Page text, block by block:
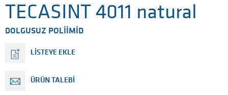
TECASINT 4011 natural
DOLGUSUZ POLIIMID
LISTEYE EKLE
ÜRÜN TALEBI